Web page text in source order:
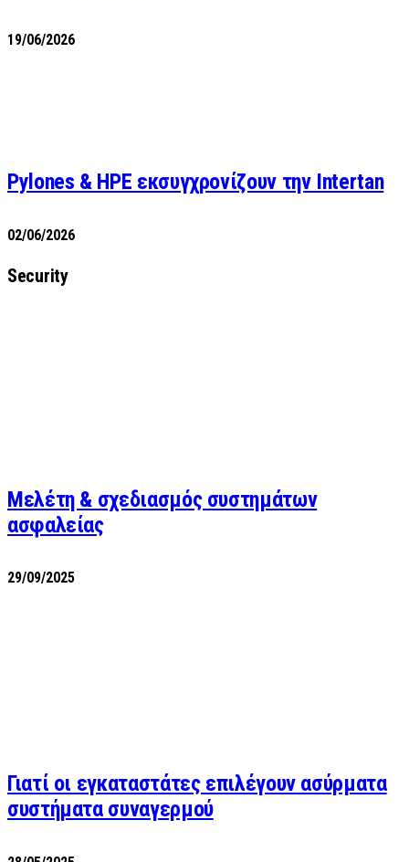
19/06/2026
Pylones & HPE εκσυγχρονίζουν την Intertan
02/06/2026
Security
Μελέτη & σχεδιασμός συστημάτων
ασφαλείας
29/09/2025
Γιατί οι εγκαταστάτες επιλέγουν ασύρματα
συστήματα συναγερμού